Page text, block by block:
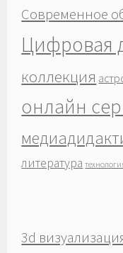
Современное
Цифровая
коллекция
онлайн
литература
3d